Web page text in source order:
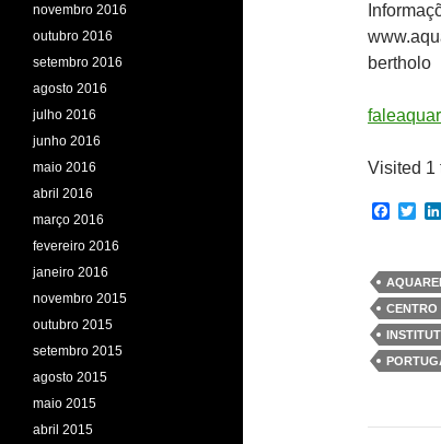
bertholo
Visited 1
F
b
o
o
k
T
t
e
r
CENTRO
novembro 2016
outubro 2016
setembro 2016
agosto 2016
julho 2016
junho 2016
maio 2016
abril 2016
março 2016
fevereiro 2016
janeiro 2016
novembro 2015
outubro 2015
setembro 2015
agosto 2015
maio 2015
abril 2015